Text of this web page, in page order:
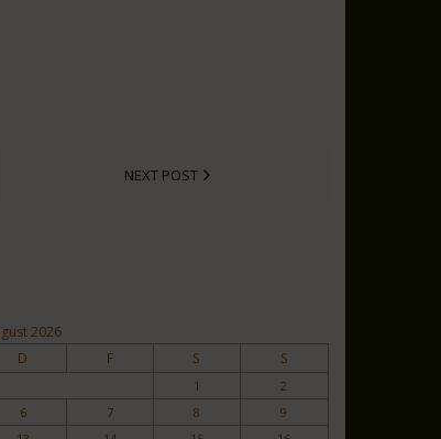
NEXT POST
2026
D F S S
1
2
6 7 8
9